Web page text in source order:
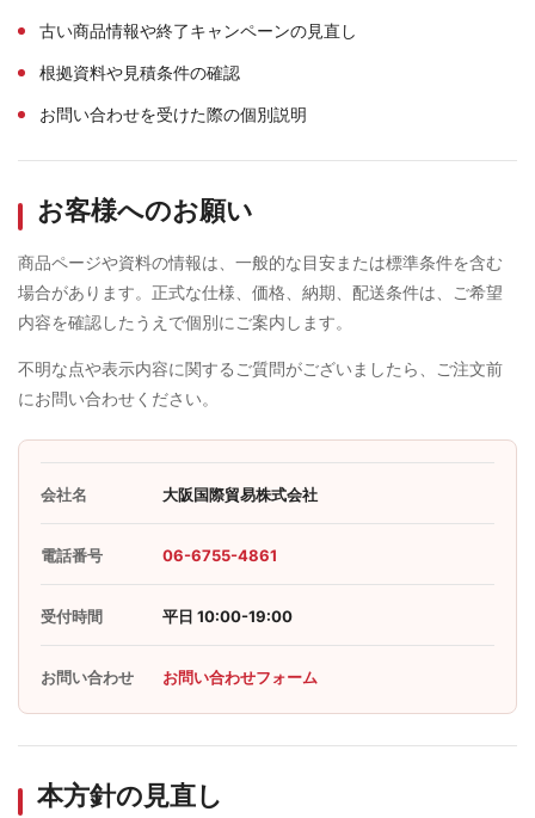
古い商品情報や終了キャンペーンの見直し
根拠資料や見積条件の確認
お問い合わせを受けた際の個別説明
お客様へのお願い
商品ページや資料の情報は、一般的な目安または標準条件を含む
場合があります。正式な仕様、価格、納期、配送条件は、ご希望
内容を確認したうえで個別にご案内します。
不明な点や表示内容に関するご質問がございましたら、ご注文前
にお問い合わせください。
会社名 大阪国際貿易株式会社
電話番号 06-6755-4861
受付時間 平日 10:00-19:00
お問い合わせ お問い合わせフォーム
本方針の見直し